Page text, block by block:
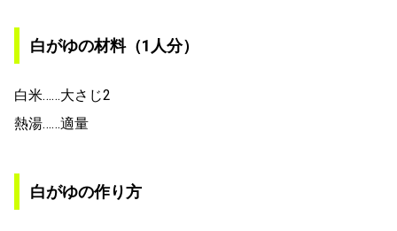
白がゆの材料（1人分）
白米……大さじ2
熱湯……適量
白がゆの作り方